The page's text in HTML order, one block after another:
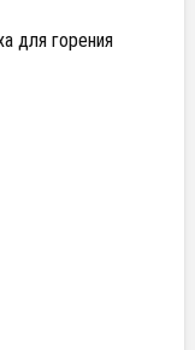
для горения